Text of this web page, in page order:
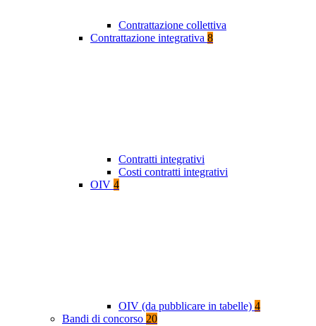
Contrattazione collettiva
Contrattazione integrativa 8
Contratti integrativi
Costi contratti integrativi
OIV 4
OIV (da pubblicare in tabelle) 4
Bandi di concorso 20